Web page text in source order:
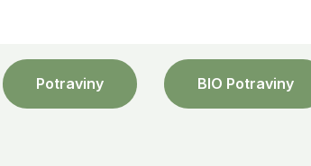
Potraviny BIO Potraviny